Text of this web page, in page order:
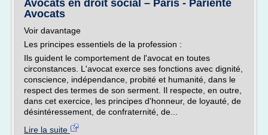
Avocats en droit social – Paris - Parienté
Avocats
Voir davantage
Les principes essentiels de la profession :
Ils guident le comportement de l'avocat en toutes
circonstances. L'avocat exerce ses fonctions avec dignité,
conscience, indépendance, probité et humanité, dans le
respect des termes de son serment. Il respecte, en outre,
dans cet exercice, les principes d'honneur, de loyauté, de
désintéressement, de confraternité, de...
Lire la suite